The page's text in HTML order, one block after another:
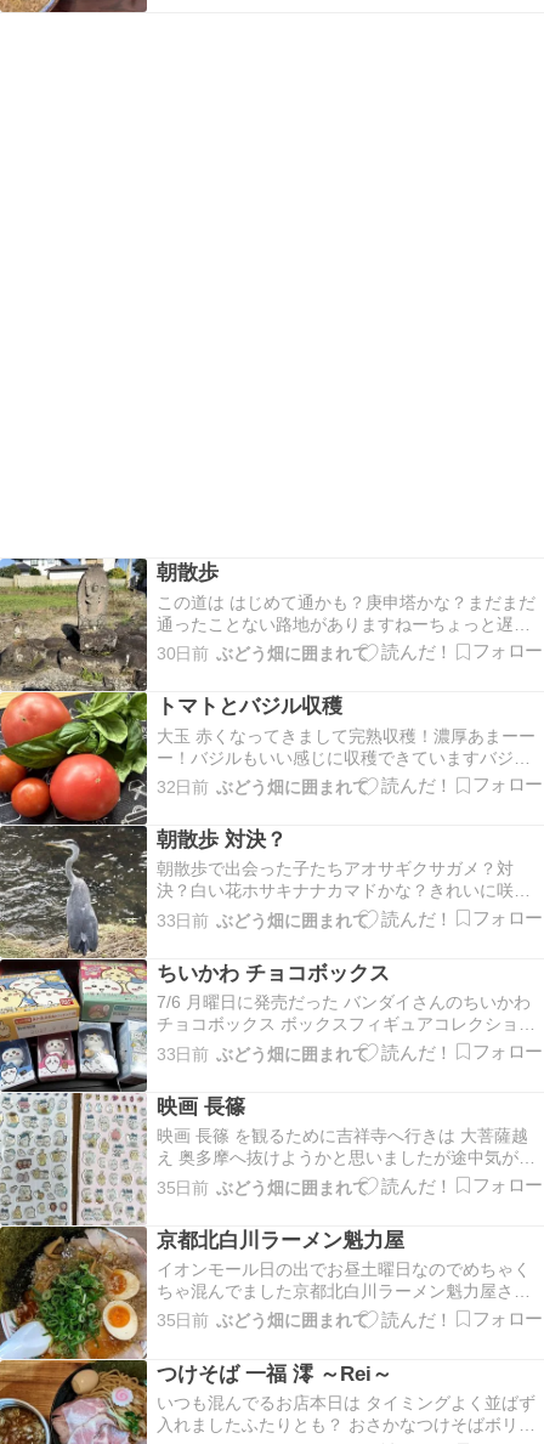
朝散歩
この道は はじめて通かも？庚申塔かな？まだまだ
通ったことない路地がありますねーちょっと遅い
出発でしたので小学生の登校とすれ違い「おはよ
うございます＾＾」 のお声が元気元気で よいです
の ワイナリーの畑赤ワインになる カベルネ・ソー
ビ…
30日前 ぶどう畑に囲まれて
トマトとバジル収穫
大玉 赤くなってきまして完熟収穫！濃厚あまーー
ー！バジルもいい感じに収穫できていますバジル
は ある程度育ったら花が咲く前に どんどん採るの
が秘訣ですね
32日前 ぶどう畑に囲まれて
朝散歩 対決？
朝散歩で出会った子たちアオサギクサガメ？対
決？白い花ホサキナナカマドかな？きれいに咲い
てました＾＾
33日前 ぶどう畑に囲まれて
ちいかわ チョコボックス
7/6 月曜日に発売だった バンダイさんのちいかわ
チョコボックス ボックスフィギュアコレクション
フライング販売されていたようですねー出遅れま
したが 月曜の午後から地元のスーパー コンビニ
ちょっと遠いですが ドンキさんへ山積みでし…
33日前 ぶどう畑に囲まれて
映画 長篠
映画 長篠 を観るために吉祥寺へ行きは 大菩薩越
え 奥多摩へ抜けようかと思いましたが途中気が変
わり 小菅 → 棡原（ゆずりはら） →日の出イオン
モールに寄り お昼＆ちいかわドリンク購入五日市
へちょっと離れた住宅街に車を停め お散歩キデ…
35日前 ぶどう畑に囲まれて
京都北白川ラーメン魁力屋
イオンモール日の出でお昼土曜日なのでめちゃく
ちゃ混んでました京都北白川ラーメン魁力屋さん
夫 京都背脂醤油全部のせラーメンわたくし 京都背
脂醤油味玉ラーメン全部のせと 味玉入りを頼んだ
り＾＾；作り直していただきましたオーダーどう
いうシステ…
35日前 ぶどう畑に囲まれて
つけそば 一福 澪 ～Rei～
いつも混んでるお店本日は タイミングよく並ばず
入れましたふたりとも？ おさかなつけそばボリュ